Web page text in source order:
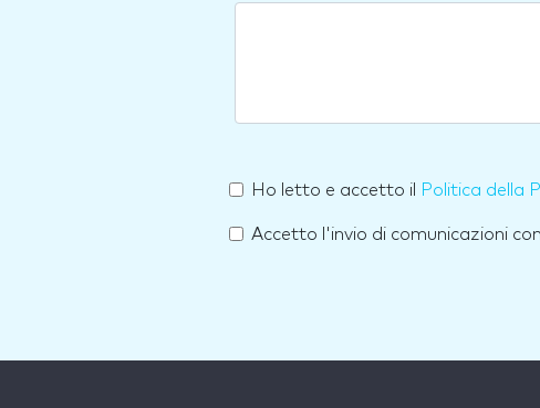
Ho letto e accetto il Politica della
Accetto l'invio di comunicazioni